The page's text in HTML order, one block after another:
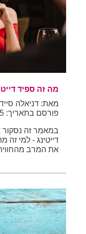
מה זה ספיד
מאת: דניאלה
פורסם בתאריך: 17/03/2025 12:01:34
במאמר זה
דייטינג - למי זה
את המרב מהחוויה